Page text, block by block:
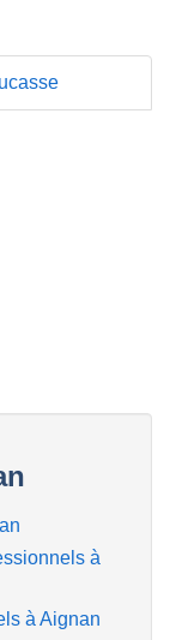
à
à Aignan